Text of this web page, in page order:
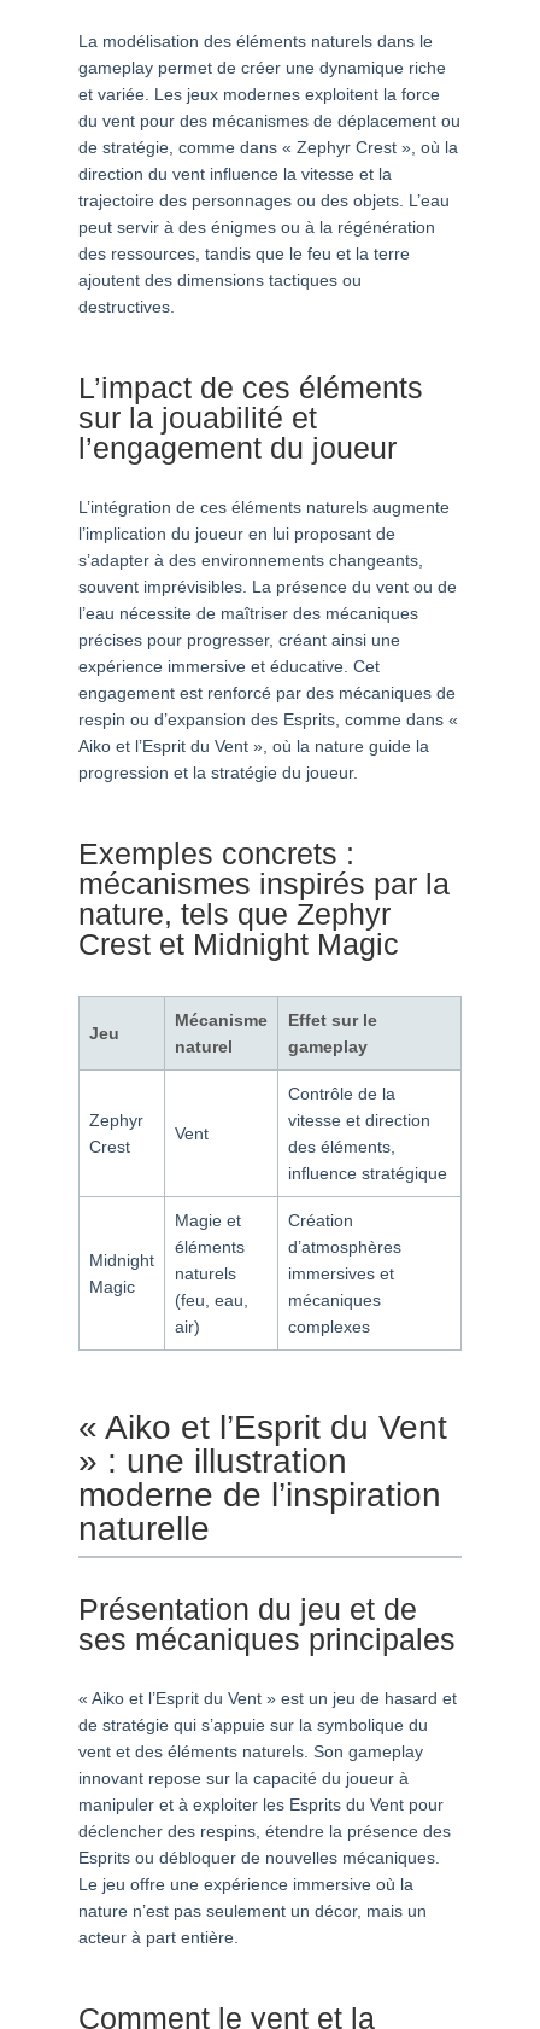
La modélisation des éléments naturels dans le
gameplay permet de créer une dynamique riche
et variée. Les jeux modernes exploitent la force
du vent pour des mécanismes de déplacement ou
de stratégie, comme dans « Zephyr Crest », où la
direction du vent influence la vitesse et la
trajectoire des personnages ou des objets. L’eau
peut servir à des énigmes ou à la régénération
des ressources, tandis que le feu et la terre
ajoutent des dimensions tactiques ou
destructives.
L’impact de ces éléments
sur la jouabilité et
l’engagement du joueur
L’intégration de ces éléments naturels augmente
l’implication du joueur en lui proposant de
s’adapter à des environnements changeants,
souvent imprévisibles. La présence du vent ou de
l’eau nécessite de maîtriser des mécaniques
précises pour progresser, créant ainsi une
expérience immersive et éducative. Cet
engagement est renforcé par des mécaniques de
respin ou d’expansion des Esprits, comme dans «
Aiko et l’Esprit du Vent », où la nature guide la
progression et la stratégie du joueur.
Exemples concrets :
mécanismes inspirés par la
nature, tels que Zephyr
Crest et Midnight Magic
Jeu
Mécanisme
naturel
Effet sur le
gameplay
Zephyr
Crest
Vent
Contrôle de la
vitesse et direction
des éléments,
influence stratégique
Midnight
Magic
Magie et
éléments
naturels
(feu, eau,
air)
Création
d’atmosphères
immersives et
mécaniques
complexes
« Aiko et l’Esprit du Vent
» : une illustration
moderne de l’inspiration
naturelle
Présentation du jeu et de
ses mécaniques principales
« Aiko et l’Esprit du Vent » est un jeu de hasard et
de stratégie qui s’appuie sur la symbolique du
vent et des éléments naturels. Son gameplay
innovant repose sur la capacité du joueur à
manipuler et à exploiter les Esprits du Vent pour
déclencher des respins, étendre la présence des
Esprits ou débloquer de nouvelles mécaniques.
Le jeu offre une expérience immersive où la
nature n’est pas seulement un décor, mais un
acteur à part entière.
Comment le vent et la